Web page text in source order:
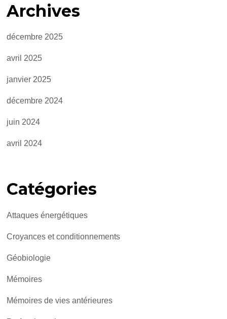
Archives
décembre 2025
avril 2025
janvier 2025
décembre 2024
juin 2024
avril 2024
Catégories
Attaques énergétiques
Croyances et conditionnements
Géobiologie
Mémoires
Mémoires de vies antérieures